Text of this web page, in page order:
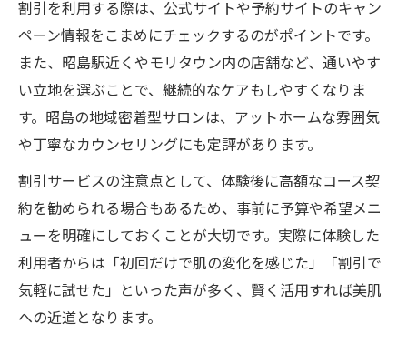
割引を利用する際は、公式サイトや予約サイトのキャン
ペーン情報をこまめにチェックするのがポイントです。
また、昭島駅近くやモリタウン内の店舗など、通いやす
い立地を選ぶことで、継続的なケアもしやすくなりま
す。昭島の地域密着型サロンは、アットホームな雰囲気
や丁寧なカウンセリングにも定評があります。
割引サービスの注意点として、体験後に高額なコース契
約を勧められる場合もあるため、事前に予算や希望メニ
ューを明確にしておくことが大切です。実際に体験した
利用者からは「初回だけで肌の変化を感じた」「割引で
気軽に試せた」といった声が多く、賢く活用すれば美肌
への近道となります。